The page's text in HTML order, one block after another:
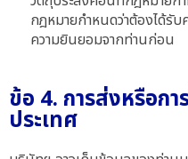
กฎหมายกำหนดว่าต้องได้รั
ความยินยอมจากท่านก่อน
ข้อ 4. การส่งหรือก
ประเทศ